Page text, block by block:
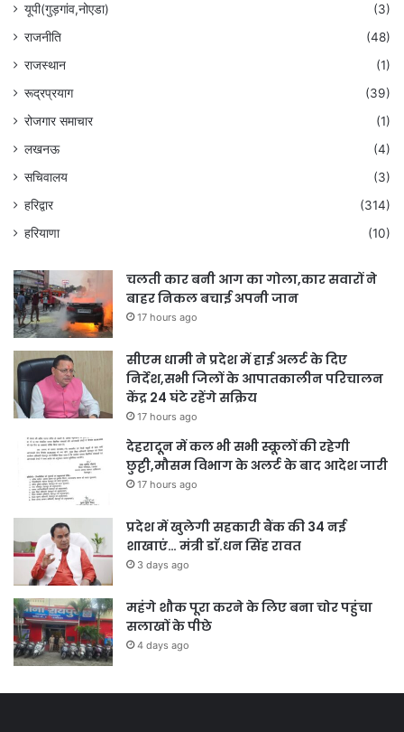
यूपी(गुड़गांव,नोएडा)
(3)
राजनीति
(48)
राजस्थान
(1)
रूद्रप्रयाग
(39)
रोजगार समाचार
(1)
लखनऊ
(4)
सचिवालय
(3)
हरिद्वार
(314)
हरियाणा
(10)
चलती कार बनी आग का गोला,कार सवारों ने
बाहर निकल बचाई अपनी जान
17 hours ago
सीएम धामी ने प्रदेश में हाई अलर्ट के दिए
निर्देश,सभी जिलों के आपातकालीन परिचालन
केंद्र 24 घंटे रहेंगे सक्रिय
17 hours ago
देहरादून में कल भी सभी स्कूलों की रहेगी
छुट्टी,मौसम विभाग के अलर्ट के बाद आदेश जारी
17 hours ago
प्रदेश में खुलेगी सहकारी बैंक की 34 नई
शाखाएं… मंत्री डाॅ.धन सिंह रावत
3 days ago
महंगे शौक पूरा करने के लिए बना चोर पहुंचा
सलाखों के पीछे
4 days ago